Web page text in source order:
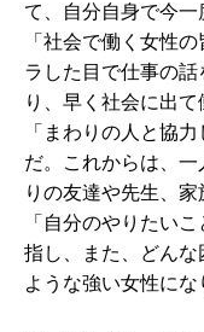
て、自分自身で今一
「社会で働く女性
ラした目で仕事の
り、早く社会に出て
「まわりの人と協
だ。これからは、
りの友達や先生、家
「自分のやりたい
指し、また、どん
ような強い女性にな